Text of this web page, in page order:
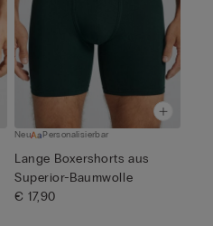
Neu Personalisierbar
Lange Boxershorts aus
Superior-Baumwolle
€ 17,90